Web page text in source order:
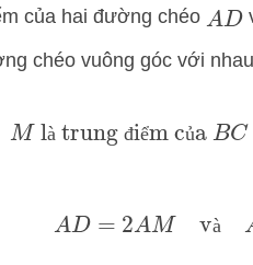
của hai đường chéo AD
chéo vuông góc với
à đ ể ủ
à
A D =2A và